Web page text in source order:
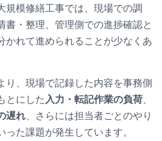
規模修繕工事では、現場での調
書・整理、管理側での進捗確認と
かれて進められることが少なくあ
り、現場で記録した内容を事務側
とにした 入力・転記作業の負荷
遅れ 、さらには担当者ごとのやり
った課題が発生しています。